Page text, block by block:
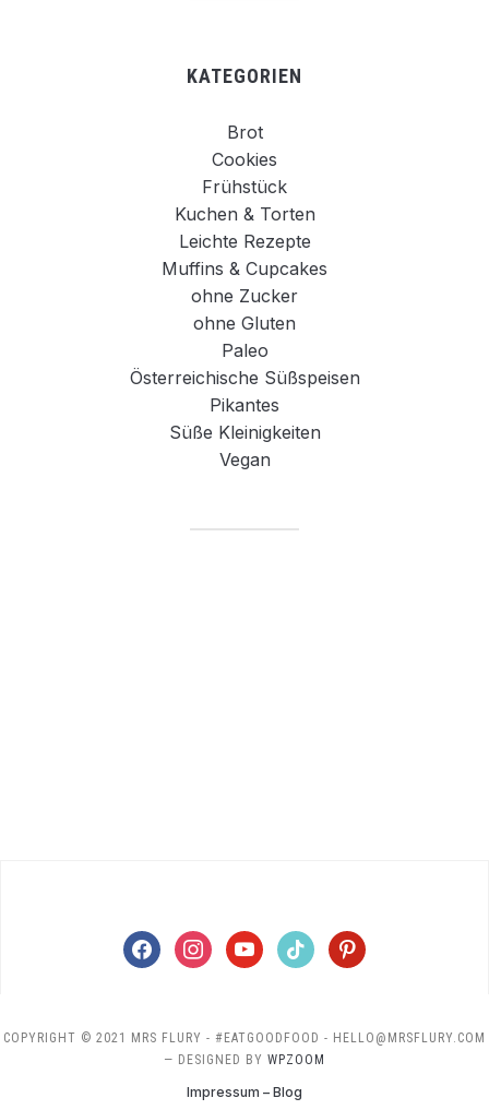
KATEGORIEN
Brot
Cookies
Frühstück
Kuchen & Torten
Leichte Rezepte
Muffins & Cupcakes
ohne Zucker
ohne Gluten
Paleo
Österreichische Süßspeisen
Pikantes
Süße Kleinigkeiten
Vegan
facebookinstagramyoutubetiktok pinterest
COPYRIGHT © 2021 MRS FLURY - #EATGOODFOOD - HELLO@MRSFLURY.COM
— DESIGNED BY WPZOOM
Impressum – Blog